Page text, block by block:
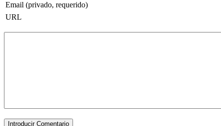
Email (privado, requerido)
URL